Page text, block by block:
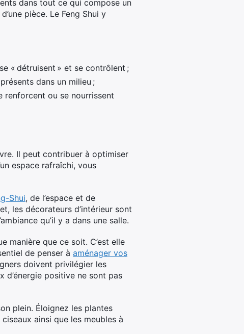
dans tout ce qui compose un
pièce. Le Feng Shui y
« détruisent » et se contrôlent ;
dans un milieu ;
ou se nourrissent
Il peut contribuer à optimiser
espace rafraîchi, vous
Shui, de l’espace et de
les décorateurs d’intérieur sont
qu’il y a dans une salle.
manière que ce soit. C’est elle
de penser à aménager vos
doivent privilégier les
d’énergie positive ne sont pas
plein. Éloignez les plantes
ainsi que les meubles à